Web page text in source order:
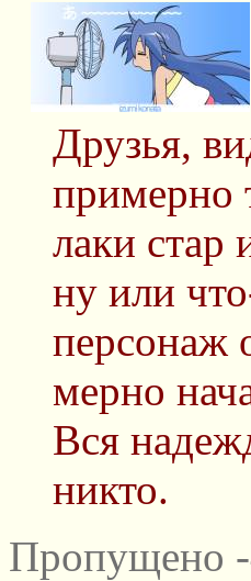
Друзья,
примерно
лаки стар
ну или
персонаж
мерно
Вся
никто.
Пропущено